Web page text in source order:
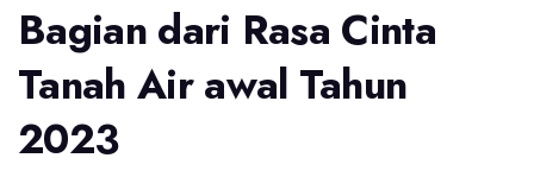
Bagian dari Rasa Cinta
Tanah Air awal Tahun
2023